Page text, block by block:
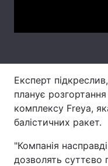
Тема оформлення
Експерт
планує
комплексу Freya,
балістичних ракет.
"Компанія
дозволять суттєво